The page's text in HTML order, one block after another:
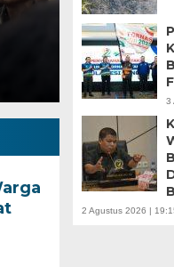
punggung
3
2 Agustus 2026 |